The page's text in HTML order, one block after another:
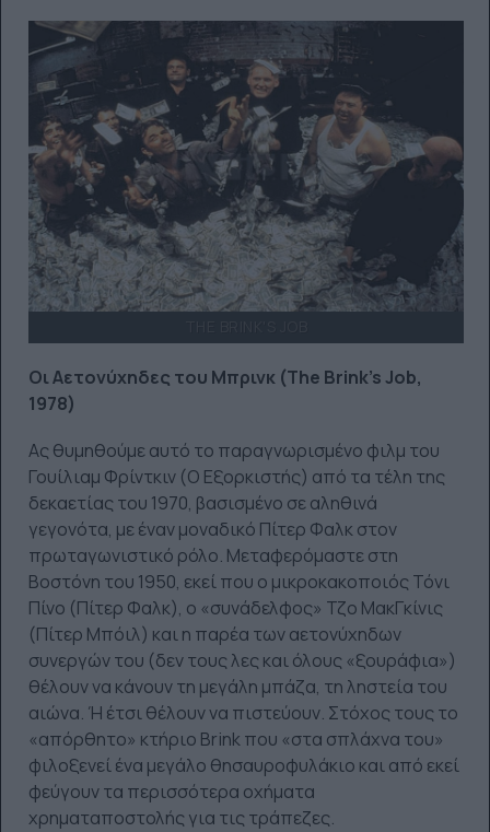
Οι Αετονύχηδες του Μπρινκ (The Brink’s Job,
1978)
Ας θυμηθούμε αυτό το παραγνωρισμένο φιλμ του
Γουίλιαμ Φρίντκιν (Ο Εξορκιστής) από τα τέλη της
δεκαετίας του 1970, βασισμένο σε αληθινά
γεγονότα, με έναν μοναδικό Πίτερ Φαλκ στον
πρωταγωνιστικό ρόλο. Μεταφερόμαστε στη
Βοστόνη του 1950, εκεί που ο μικροκακοποιός Τόνι
Πίνο (Πίτερ Φαλκ), o «συνάδελφος» Τζο ΜακΓκίνις
(Πίτερ Μπόιλ) και η παρέα των αετονύχηδων
συνεργών του (δεν τους λες και όλους «ξουράφια»)
θέλουν να κάνουν τη μεγάλη μπάζα, τη ληστεία του
αιώνα. Ή έτσι θέλουν να πιστεύουν. Στόχος τους το
«απόρθητο» κτήριο Brink που «στα σπλάχνα του»
φιλοξενεί ένα μεγάλο θησαυροφυλάκιο και από εκεί
φεύγουν τα περισσότερα οχήματα
χρηματαποστολής για τις τράπεζες.